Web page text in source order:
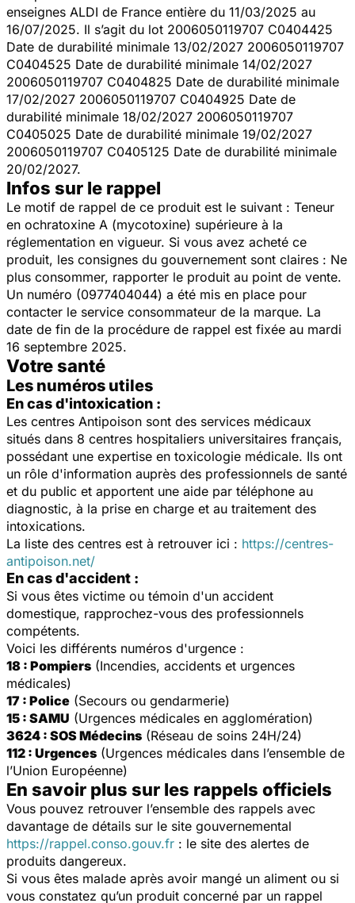
enseignes ALDI de France entière du 11/03/2025 au
16/07/2025. Il s’agit du lot 2006050119707 C0404425
Date de durabilité minimale 13/02/2027 2006050119707
C0404525 Date de durabilité minimale 14/02/2027
2006050119707 C0404825 Date de durabilité minimale
17/02/2027 2006050119707 C0404925 Date de
durabilité minimale 18/02/2027 2006050119707
C0405025 Date de durabilité minimale 19/02/2027
2006050119707 C0405125 Date de durabilité minimale
20/02/2027.
Infos sur le rappel
Le motif de rappel de ce produit est le suivant : Teneur
en ochratoxine A (mycotoxine) supérieure à la
réglementation en vigueur. Si vous avez acheté ce
produit, les consignes du gouvernement sont claires : Ne
plus consommer, rapporter le produit au point de vente.
Un numéro (0977404044) a été mis en place pour
contacter le service consommateur de la marque. La
date de fin de la procédure de rappel est fixée au mardi
16 septembre 2025.
Votre santé
Les numéros utiles
En cas d'intoxication :
Les centres Antipoison sont des services médicaux
situés dans 8 centres hospitaliers universitaires français,
possédant une expertise en toxicologie médicale. Ils ont
un rôle d'information auprès des professionnels de santé
et du public et apportent une aide par téléphone au
diagnostic, à la prise en charge et au traitement des
intoxications.
La liste des centres est à retrouver ici : https://centres-
antipoison.net/
En cas d'accident :
Si vous êtes victime ou témoin d'un accident
domestique, rapprochez-vous des professionnels
compétents.
Voici les différents numéros d'urgence :
18 : Pompiers (Incendies, accidents et urgences
médicales)
17 : Police (Secours ou gendarmerie)
15 : SAMU (Urgences médicales en agglomération)
3624 : SOS Médecins (Réseau de soins 24H/24)
112 : Urgences (Urgences médicales dans l’ensemble de
l’Union Européenne)
En savoir plus sur les rappels officiels
Vous pouvez retrouver l’ensemble des rappels avec
davantage de détails sur le site gouvernemental
https://rappel.conso.gouv.fr : le site des alertes de
produits dangereux.
Si vous êtes malade après avoir mangé un aliment ou si
vous constatez qu’un produit concerné par un rappel